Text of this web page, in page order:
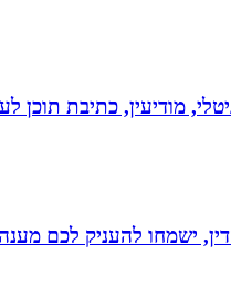
מודיעין, כתיבת תוכן
ישמחו להעניק לכם מענה